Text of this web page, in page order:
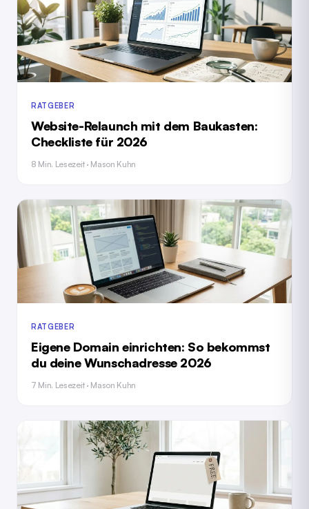
RATGEBER
Website-Relaunch mit dem Baukasten:
Checkliste für 2026
8 Min. Lesezeit · Mason Kuhn
RATGEBER
Eigene Domain einrichten: So bekommst
du deine Wunschadresse 2026
7 Min. Lesezeit · Mason Kuhn